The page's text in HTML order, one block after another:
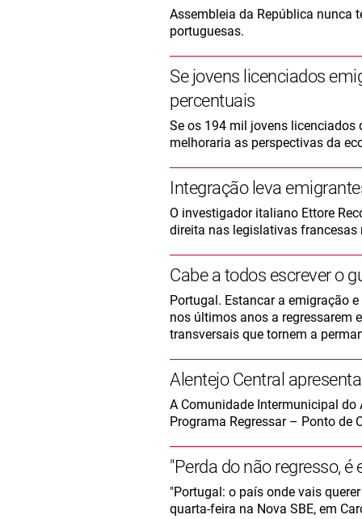
Assembleia da República nunca
portuguesas.
Se jovens licenciados
percentuais
Se os 194 mil jovens licenciados
melhoraria as perspectivas da
Integração leva
O investigador italiano Ettore
direita nas legislativas
Cabe a todos escrever o
Portugal. Estancar a emigração
nos últimos anos a regressarem
transversais que tornem a
Alentejo Central
A Comunidade Intermunicipal do
Programa Regressar – Ponto de
"Perda do não regresso,
"Portugal: o país onde vais
quarta-feira na Nova SBE, em